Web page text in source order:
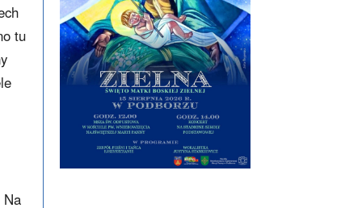
tu
Na